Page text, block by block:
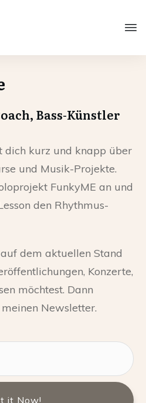
Bass-Künstler
dich kurz und knapp über
und Musik-Projekte.
FunkyME an und
den Rhythmus-
dem aktuellen Stand
Konzerte,
möchtest. Dann
Newsletter.
it Now!